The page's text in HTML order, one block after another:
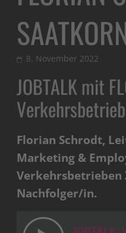
8. November 2022
JOBTALK mit
Florian Schrodt,
Marketing &
Verkehrsbetrieben
Nachfolger/in.